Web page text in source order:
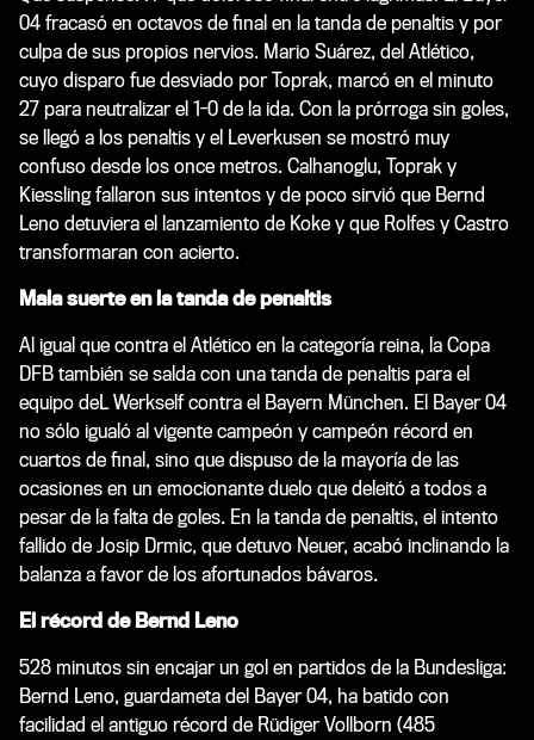
04 fracasó en octavos de final en la tanda de penaltis y por
culpa de sus propios nervios. Mario Suárez, del Atlético,
cuyo disparo fue desviado por Toprak, marcó en el minuto
27 para neutralizar el 1-0 de la ida. Con la prórroga sin goles,
se llegó a los penaltis y el Leverkusen se mostró muy
confuso desde los once metros. Calhanoglu, Toprak y
Kiessling fallaron sus intentos y de poco sirvió que Bernd
Leno detuviera el lanzamiento de Koke y que Rolfes y Castro
transformaran con acierto.
Mala suerte en la tanda de penaltis
Al igual que contra el Atlético en la categoría reina, la Copa
DFB también se salda con una tanda de penaltis para el
equipo deL Werkself contra el Bayern München. El Bayer 04
no sólo igualó al vigente campeón y campeón récord en
cuartos de final, sino que dispuso de la mayoría de las
ocasiones en un emocionante duelo que deleitó a todos a
pesar de la falta de goles. En la tanda de penaltis, el intento
fallido de Josip Drmic, que detuvo Neuer, acabó inclinando la
balanza a favor de los afortunados bávaros.
El récord de Bernd Leno
528 minutos sin encajar un gol en partidos de la Bundesliga:
Bernd Leno, guardameta del Bayer 04, ha batido con
facilidad el antiguo récord de Rüdiger Vollborn (485